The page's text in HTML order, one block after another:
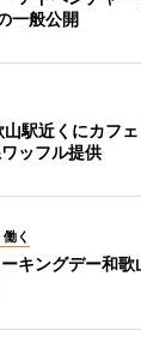
一般公開
山駅近くにカフ
ッフル提供
く
ーキングデー和